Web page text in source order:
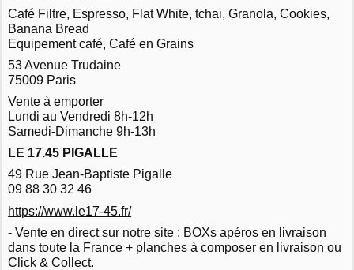
Café Filtre, Espresso, Flat White, tchai, Granola, Cookies,
Banana Bread
Equipement café, Café en Grains
53 Avenue Trudaine
75009 Paris
Vente à emporter
Lundi au Vendredi 8h-12h
Samedi-Dimanche 9h-13h
LE 17.45 PIGALLE
49 Rue Jean-Baptiste Pigalle
09 88 30 32 46
https://www.le17-45.fr/
- Vente en direct sur notre site ; BOXs apéros en livraison
dans toute la France + planches à composer en livraison ou
Click & Collect.